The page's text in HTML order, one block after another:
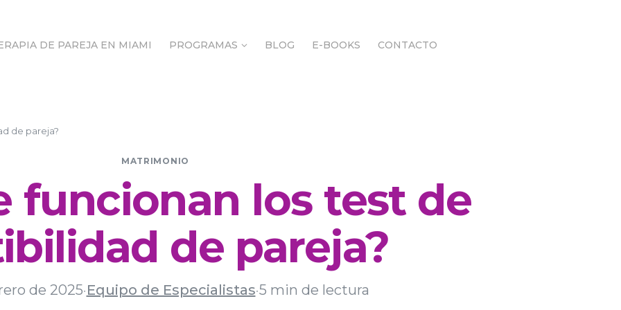
DE PAREJA EN MIAMI PROGRAMAS BLOG E-BOOKS CONTACTO
de pareja?
MATRIMONIO
funcionan los test de
de pareja?
de 2025·Equipo de Especialistas·5 min de lectura